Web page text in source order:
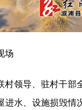
场
领导、驻村干部
进水、设施损毁情